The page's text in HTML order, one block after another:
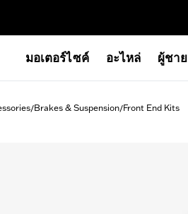
มอเตอร์ไซค์ อะไหล่ ผู้ชาย
/Brakes & Suspension/Front End Kits